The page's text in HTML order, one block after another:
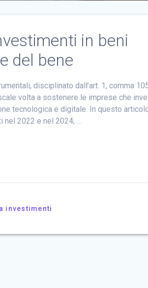
in beni
del bene
disciplinato dall’art. 1, comma
volta a sostenere le imprese che
tecnologica e digitale. In questo
2022 e nel 2024, …
investimenti